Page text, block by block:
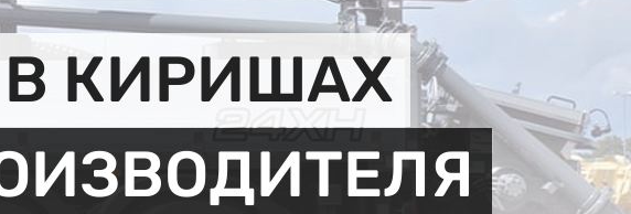
КИРИШАХ